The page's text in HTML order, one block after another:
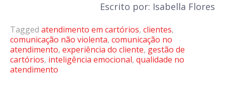
Escrito por: Isabella Flores
Tagged atendimento em cartórios, clientes,
comunicação não violenta, comunicação no
atendimento, experiência do cliente, gestão de
cartórios, inteligência emocional, qualidade no
atendimento